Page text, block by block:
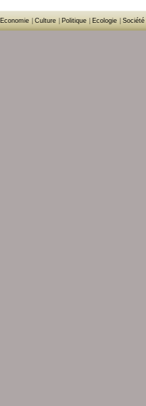
Economie Culture Politique Ecologie Société